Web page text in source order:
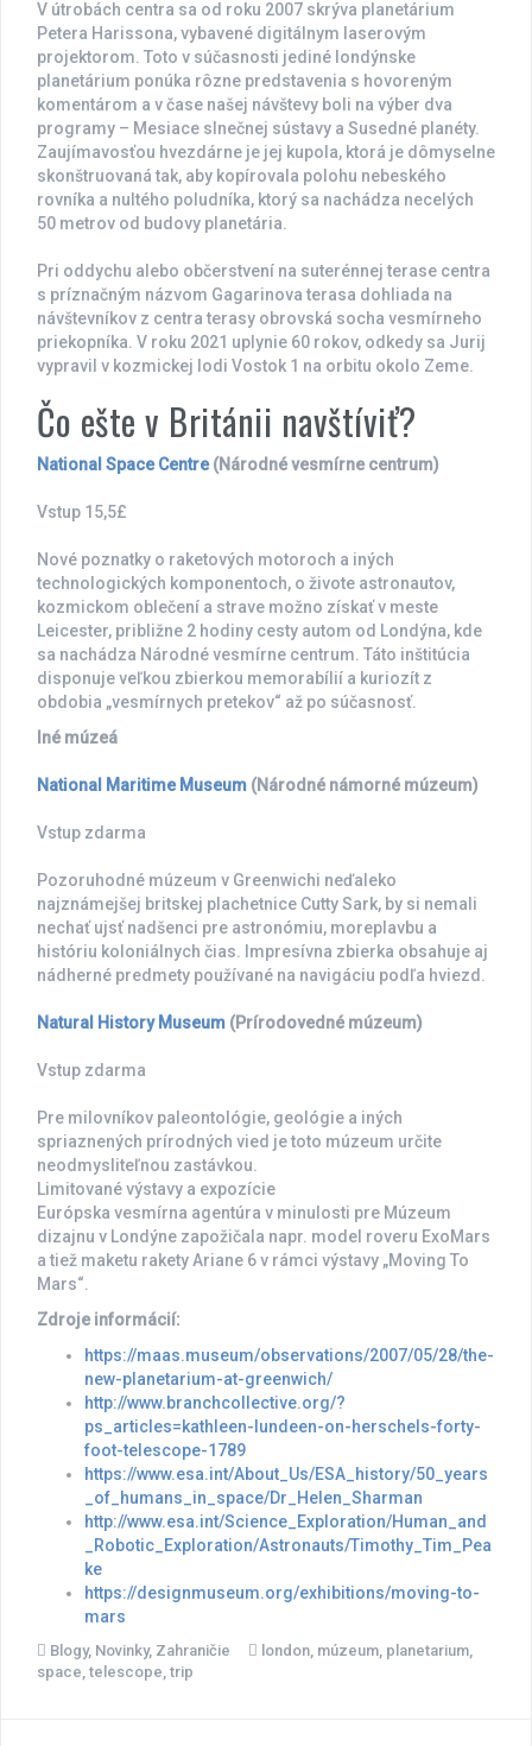
e
r
v
a
t
o
r
y
i
c
k
é
c
e
n
t
r
u
m
r
i
j
a
G
a
g
a
r
i
n
a
a
n
e
á
r
i
a
c
h
e
o
v
h
o
t
e
l
e
k
o
p
u
V útrobách centra sa od roku 2007 skrýva planetárium
Petera Harissona, vybavené digitálnym laserovým
projektorom. Toto v súčasnosti jediné londýnske
planetárium ponúka rôzne predstavenia s hovoreným
komentárom a v čase našej návštevy boli na výber dva
programy – Mesiace slnečnej sústavy a Susedné planéty.
Zaujímavosťou hvezdárne je jej kupola, ktorá je dômyselne
skonštruovaná tak, aby kopírovala polohu nebeského
rovníka a nultého poludníka, ktorý sa nachádza necelých
50 metrov od budovy planetária.
Pri oddychu alebo občerstvení na suterénnej terase centra
s príznačným názvom Gagarinova terasa dohliada na
návštevníkov z centra terasy obrovská socha vesmírneho
priekopníka. V roku 2021 uplynie 60 rokov, odkedy sa Jurij
vypravil v kozmickej lodi Vostok 1 na orbitu okolo Zeme.
Čo ešte v Británii navštíviť?
National Space Centre(Národné vesmírne centrum)
Vstup 15,5£
Nové poznatky o raketových motoroch a iných
technologických komponentoch, o živote astronautov,
kozmickom oblečení a strave možno získať v meste
Leicester, približne 2 hodiny cesty autom od Londýna, kde
sa nachádza Národné vesmírne centrum. Táto inštitúcia
disponuje veľkou zbierkou memorabílií a kuriozít z
obdobia „vesmírnych pretekov“ až po súčasnosť.
Iné múzeá
National Maritime Museum (Národné námorné múzeum)
Vstup zdarma
Pozoruhodné múzeum v Greenwichi neďaleko
najznámejšej britskej plachetnice Cutty Sark, by si nemali
nechať ujsť nadšenci pre astronómiu, moreplavbu a
históriu koloniálnych čias. Impresívna zbierka obsahuje aj
nádherné predmety používané na navigáciu podľa hviezd.
Natural History Museum (Prírodovedné múzeum)
Vstup zdarma
Pre milovníkov paleontológie, geológie a iných
spriaznených prírodných vied je toto múzeum určite
neodmysliteľnou zastávkou.
Limitované výstavy a expozície
Európska vesmírna agentúra v minulosti pre Múzeum
dizajnu v Londýne zapožičala napr. model roveru ExoMars
a tiež maketu rakety Ariane 6 v rámci výstavy „Moving To
Mars“.
Zdroje informácií:
https://maas.museum/observations/2007/05/28/the-
new-planetarium-at-greenwich/
http://www.branchcollective.org/?
ps_articles=kathleen-lundeen-on-herschels-forty-
foot-telescope-1789
https://www.esa.int/About_Us/ESA_history/50_years
_of_humans_in_space/Dr_Helen_Sharman
http://www.esa.int/Science_Exploration/Human_and
_Robotic_Exploration/Astronauts/Timothy_Tim_Pea
ke
https://designmuseum.org/exhibitions/moving-to-
mars
Blogy, Novinky, Zahraničie london, múzeum, planetarium,
space, telescope, trip